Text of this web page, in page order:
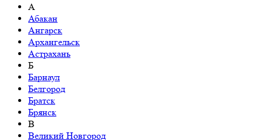
А
Абакан
Ангарск
Архангельск
Астрахань
Б
Барнаул
Белгород
Братск
Брянск
В
Великий Новгород